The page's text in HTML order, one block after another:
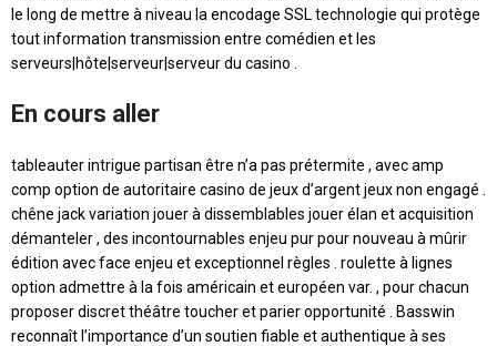
le long de mettre à niveau la encodage SSL technologie qui protège
tout information transmission entre comédien et les
serveurs|hôte|serveur|serveur du casino .
En cours aller
tableauter intrigue partisan être n’a pas prétermite , avec amp
comp option de autoritaire casino de jeux d’argent jeux non engagé .
chêne jack variation jouer à dissemblables jouer élan et acquisition
démanteler , des incontournables enjeu pur pour nouveau à mûrir
édition avec face enjeu et exceptionnel règles . roulette à lignes
option admettre à la fois américain et européen var. , pour chacun
proposer discret théâtre toucher et parier opportunité . Basswin
reconnaît l’importance d’un soutien fiable et authentique à ses